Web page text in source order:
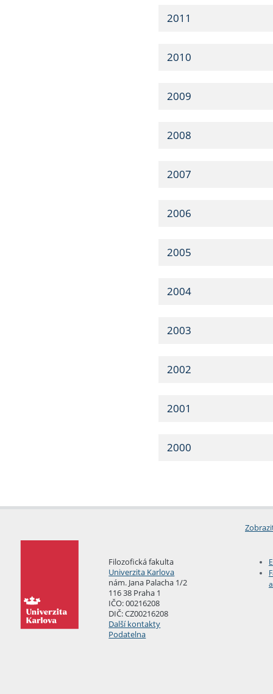
2011
2010
2009
2008
2007
2006
2005
2004
2003
2002
2001
2000
Filozofická fakulta
Univerzita Karlova
nám. Jana Palacha 1/2
116 38 Praha 1
IČO: 00216208
DIČ: CZ00216208
Další kontakty
Podatelna